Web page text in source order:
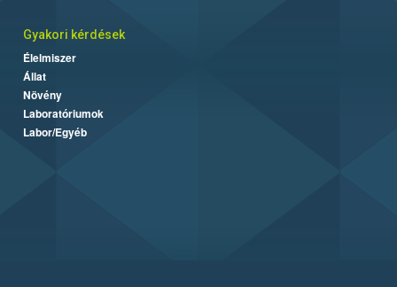
Gyakori kérdések
Élelmiszer
Állat
Növény
Laboratóriumok
Labor/Egyéb